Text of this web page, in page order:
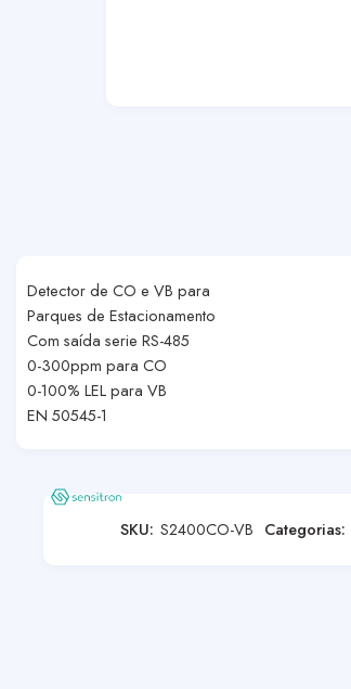
Detector de CO e VB para
Parques de Estacionamento
Com saída serie RS-485
0-300ppm para CO
0-100% LEL para VB
EN 50545-1
SKU: S2400CO-VB Categorias: